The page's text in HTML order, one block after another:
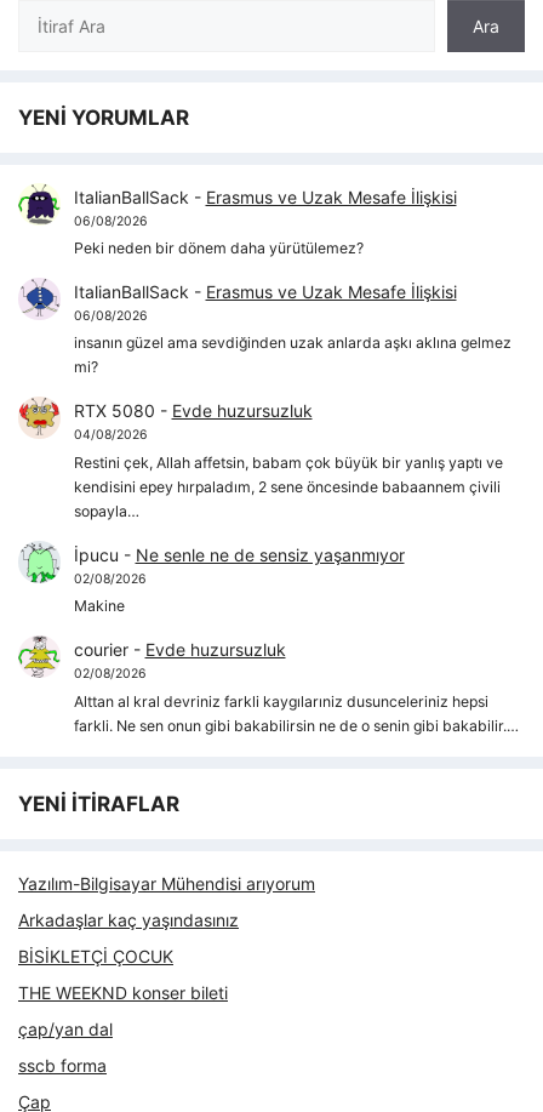
Ara
Ara
YENİ YORUMLAR
ItalianBallSack - Erasmus ve Uzak Mesafe İlişkisi
06/08/2026
Peki neden bir dönem daha yürütülemez?
ItalianBallSack - Erasmus ve Uzak Mesafe İlişkisi
06/08/2026
insanın güzel ama sevdiğinden uzak anlarda aşkı aklına gelmez
mi?
RTX 5080 - Evde huzursuzluk
04/08/2026
Restini çek, Allah affetsin, babam çok büyük bir yanlış yaptı ve
kendisini epey hırpaladım, 2 sene öncesinde babaannem çivili
sopayla…
İpucu - Ne senle ne de sensiz yaşanmıyor
02/08/2026
Makine
courier- Evde huzursuzluk
02/08/2026
Alttan al kral devriniz farkli kaygılarıniz dusunceleriniz hepsi
farkli. Ne sen onun gibi bakabilirsin ne de o senin gibi bakabilir.…
YENİ İTİRAFLAR
Yazılım-Bilgisayar Mühendisi arıyorum
Arkadaşlar kaç yaşındasınız
BİSİKLETÇİ ÇOCUK
THE WEEKND konser bileti
çap/yan dal
sscb forma
Çap